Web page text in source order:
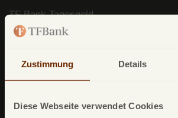
Zustimmung Details
Diese Webseite verwendet Cookies
TF Bank Tagesgeld
TF Bank Festgeld